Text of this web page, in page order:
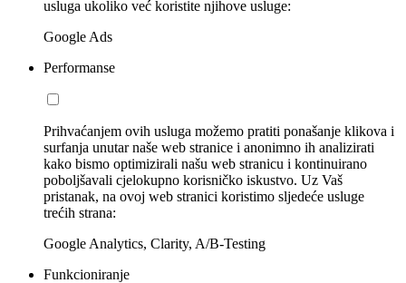
usluga ukoliko već koristite njihove usluge:
Google Ads
Performanse
Prihvaćanjem ovih usluga možemo pratiti ponašanje klikova i
surfanja unutar naše web stranice i anonimno ih analizirati
kako bismo optimizirali našu web stranicu i kontinuirano
poboljšavali cjelokupno korisničko iskustvo. Uz Vaš
pristanak, na ovoj web stranici koristimo sljedeće usluge
trećih strana:
Google Analytics, Clarity, A/B-Testing
Funkcioniranje